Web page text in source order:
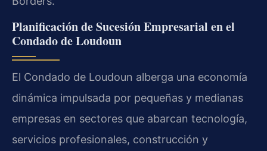
Planificación de Sucesión Empresarial en el
Condado de Loudoun
El Condado de Loudoun alberga una economía
dinámica impulsada por pequeñas y medianas
empresas en sectores que abarcan tecnología,
servicios profesionales, construcción y